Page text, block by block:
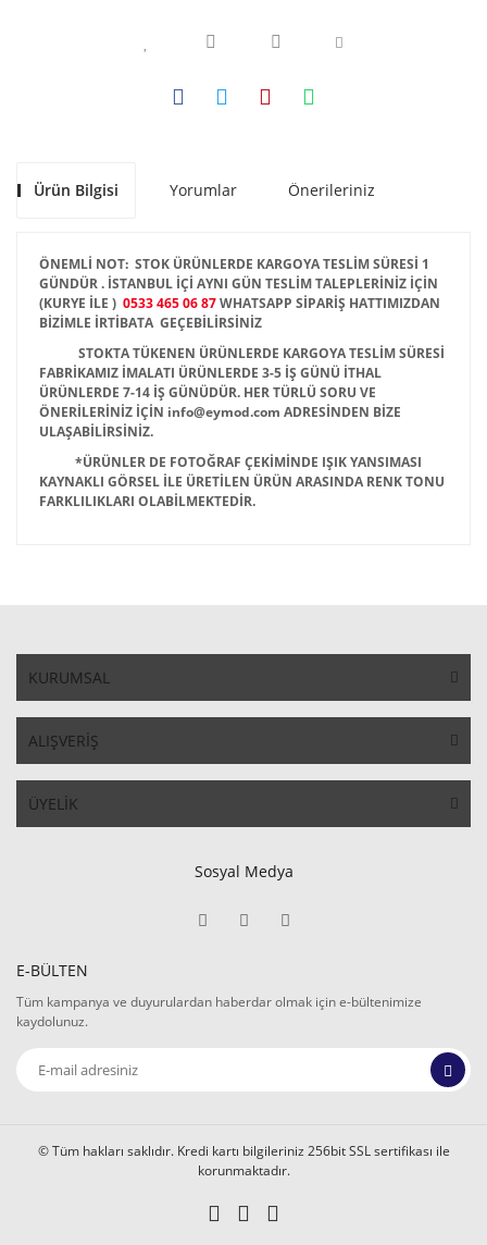
Ürün Bilgisi Yorumlar Önerileriniz
ÖNEMLİ NOT: STOK ÜRÜNLERDE KARGOYA TESLİM SÜRESİ 1
GÜNDÜR . İSTANBUL İÇİ AYNI GÜN TESLİM TALEPLERİNİZ İÇİN
(KURYE İLE ) 0533 465 06 87WHATSAPP SİPARİŞ HATTIMIZDAN
BİZİMLE İRTİBATA GEÇEBİLİRSİNİZ
STOKTA TÜKENEN ÜRÜNLERDE KARGOYA TESLİM SÜRESİ
FABRİKAMIZ İMALATI ÜRÜNLERDE 3-5 İŞ GÜNÜ İTHAL
ÜRÜNLERDE 7-14 İŞ GÜNÜDÜR. HER TÜRLÜ SORU VE
ÖNERİLERİNİZ İÇİN info@eymod.com ADRESİNDEN BİZE
ULAŞABİLİRSİNİZ.
*ÜRÜNLER DE FOTOĞRAF ÇEKİMİNDE IŞIK YANSIMASI
KAYNAKLI GÖRSEL İLE ÜRETİLEN ÜRÜN ARASINDA RENK TONU
FARKLILIKLARI OLABİLMEKTEDİR.
KURUMSAL
ALIŞVERİŞ
ÜYELİK
Sosyal Medya
E-BÜLTEN
Tüm kampanya ve duyurulardan haberdar olmak için e-bültenimize
kaydolunuz.
© Tüm hakları saklıdır. Kredi kartı bilgileriniz 256bit SSL sertifikası ile
korunmaktadır.